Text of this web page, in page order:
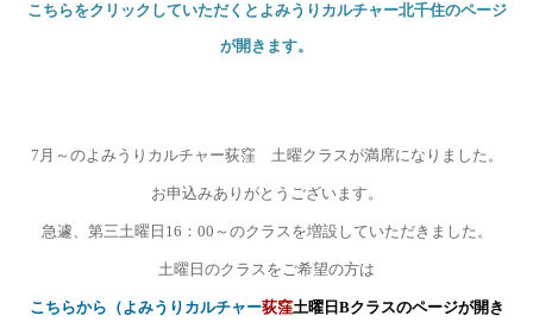
こちらをクリックしていただくとよみうりカルチャー北千住のページ
が開きます。
7 月～のよみうりカルチャー荻窪 土曜クラスが満席になりました。
お申込みありがとうございます。
急遽、第三土曜日 16 ： 00 ～のクラスを増設していただきました。
土曜日のクラスをご希望の方は
こちらから（よみうりカルチャー荻窪土曜日Bクラスのページが開き